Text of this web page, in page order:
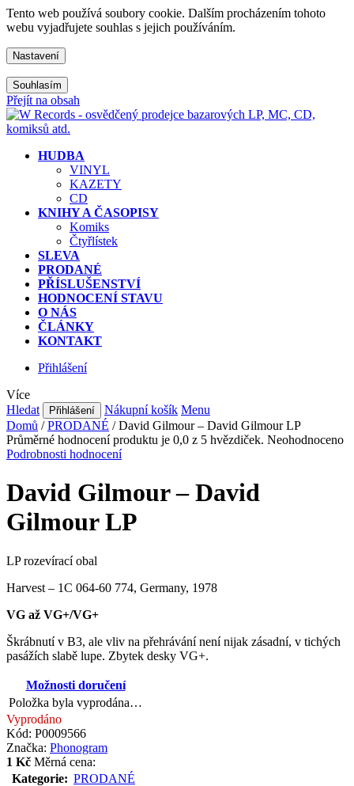
Tento web používá soubory cookie. Dalším procházením tohoto
webu vyjadřujete souhlas s jejich používáním.
Nastavení
Souhlasím
Přejít na obsah
HUDBA
VINYL
KAZETY
CD
KNIHY A ČASOPISY
Komiks
Čtyřlístek
SLEVA
PRODANÉ
PŘÍSLUŠENSTVÍ
HODNOCENÍ STAVU
O NÁS
ČLÁNKY
KONTAKT
Přihlášení
Více
Hledat
Přihlášení Nákupní košík Menu
Domů / PRODANÉ / David Gilmour – David Gilmour LP
Průměrné hodnocení produktu je 0,0 z 5 hvězdiček. Neohodnoceno
Podrobnosti hodnocení
David Gilmour – David
Gilmour LP
LP rozevírací obal
Harvest – 1C 064-60 774, Germany, 1978
VG až VG+/VG+
Škrábnutí v B3, ale vliv na přehrávání není nijak zásadní, v tichých
pasážích slabě lupe. Zbytek desky VG+.
Možnosti doručení
Položka byla vyprodána…
Vyprodáno
Kód: P0009566
Značka: Phonogram
1 Kč Měrná cena:
Kategorie: PRODANÉ